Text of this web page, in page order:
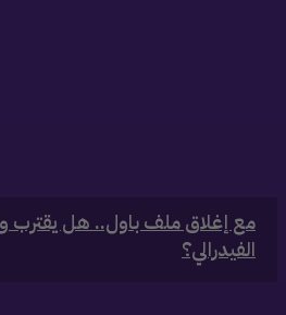
‏مع إغلاق ملف باول.. هل يقترب
الفيدرالي؟